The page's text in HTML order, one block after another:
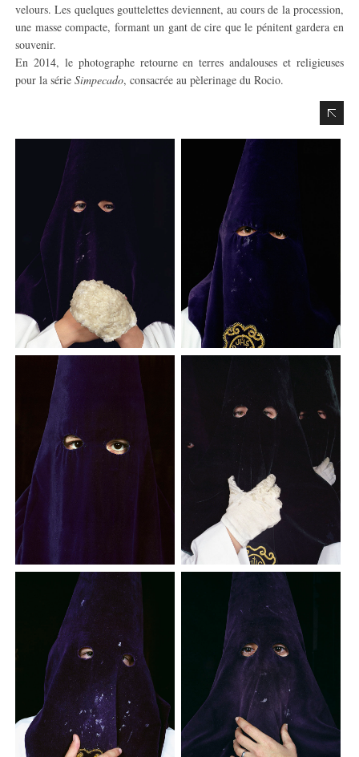
velours. Les quelques gouttelettes deviennent, au cours de la procession,
une masse compacte, formant un gant de cire que le pénitent gardera en
souvenir.
En 2014, le photographe retourne en terres andalouses et religieuses
pour la sérieSimpecado, consacrée au pèlerinage du Rocio.